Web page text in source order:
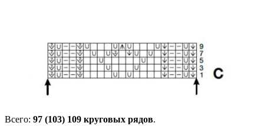
Всего: 97 (103) 109 круговых рядов.